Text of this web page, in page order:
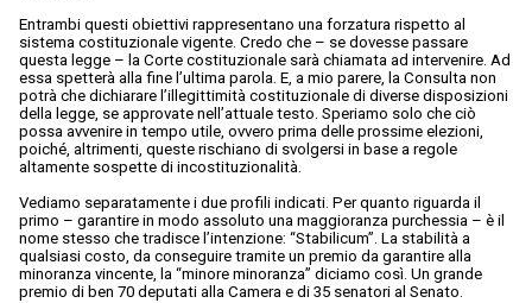
Entrambi questi obiettivi rappresentano una forzatura rispetto al
sistema costituzionale vigente. Credo che – se dovesse passare
questa legge – la Corte costituzionale sarà chiamata ad intervenire. Ad
essa spetterà alla fine l’ultima parola. E, a mio parere, la Consulta non
potrà che dichiarare l’illegittimità costituzionale di diverse disposizioni
della legge, se approvate nell’attuale testo. Speriamo solo che ciò
possa avvenire in tempo utile, ovvero prima delle prossime elezioni,
poiché, altrimenti, queste rischiano di svolgersi in base a regole
altamente sospette di incostituzionalità.
Vediamo separatamente i due profili indicati. Per quanto riguarda il
primo – garantire in modo assoluto una maggioranza purchessia – è il
nome stesso che tradisce l’intenzione: “Stabilicum”. La stabilità a
qualsiasi costo, da conseguire tramite un premio da garantire alla
minoranza vincente, la “minore minoranza” diciamo così. Un grande
premio di ben 70 deputati alla Camera e di 35 senatori al Senato.